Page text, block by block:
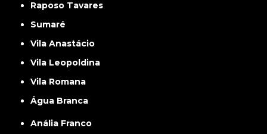
Raposo Tavares
Sumaré
Vila Anastácio
Vila Leopoldina
Vila Romana
Água Branca
Anália Franco